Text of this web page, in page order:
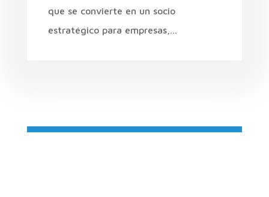
que se convierte en un socio
estratégico para empresas,...